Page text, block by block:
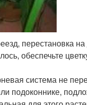
перестановка на
обеспечьте
система не
подоконнике,